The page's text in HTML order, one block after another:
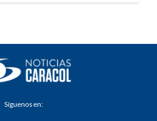
Síguenos en: